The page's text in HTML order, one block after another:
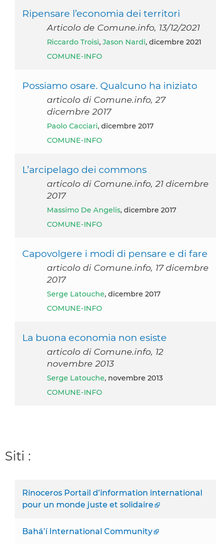
Ripensare l’economia dei territori
Articolo de Comune.info, 13/12/2021
Riccardo Troisi, Jason Nardi, dicembre 2021
COMUNE-INFO
Possiamo osare. Qualcuno ha iniziato
articolo di Comune.info, 27
dicembre 2017
Paolo Cacciari, dicembre 2017
COMUNE-INFO
L’arcipelago dei commons
articolo di Comune.info, 21 dicembre
2017
Massimo De Angelis, dicembre 2017
COMUNE-INFO
Capovolgere i modi di pensare e di fare
articolo di Comune.info, 17 dicembre
2017
Serge Latouche, dicembre 2017
COMUNE-INFO
La buona economia non esiste
articolo di Comune.info, 12
novembre 2013
Serge Latouche, novembre 2013
COMUNE-INFO
Siti :
Rinoceros Portail d’information international
pour un monde juste et solidaire
Bahá’í International Community